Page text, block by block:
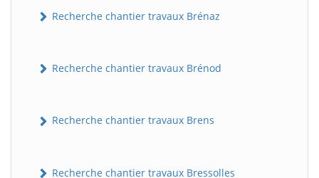
Recherche chantier travaux Brénaz
Recherche chantier travaux Brénod
Recherche chantier travaux Brens
Recherche chantier travaux Bressolles